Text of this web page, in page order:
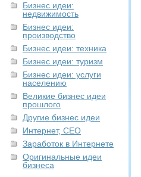
Бизнес идеи:
недвижимость
Бизнес идеи:
производство
Бизнес идеи: техника
Бизнес идеи: туризм
Бизнес идеи: услуги
населению
Великие бизнес идеи
прошлого
Другие бизнес идеи
Интернет, СЕО
Заработок в Интернете
Оригинальные идеи
бизнеса